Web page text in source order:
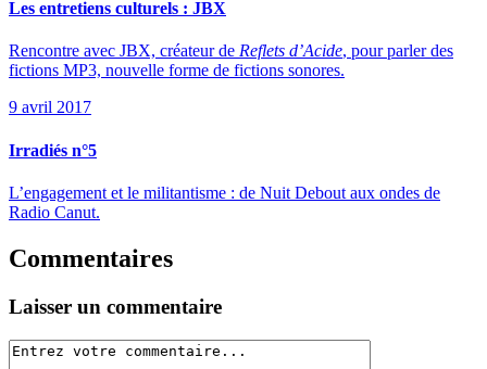
Les entretiens culturels : JBX
Rencontre avec JBX, créateur de Reflets d’Acide, pour parler des
fictions MP3, nouvelle forme de fictions sonores.
9 avril 2017
Irradiés n°5
L’engagement et le militantisme : de Nuit Debout aux ondes de
Radio Canut.
Commentaires
Laisser un commentaire